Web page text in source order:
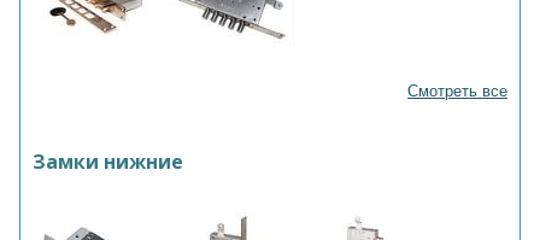
Смотреть все
Замки нижние